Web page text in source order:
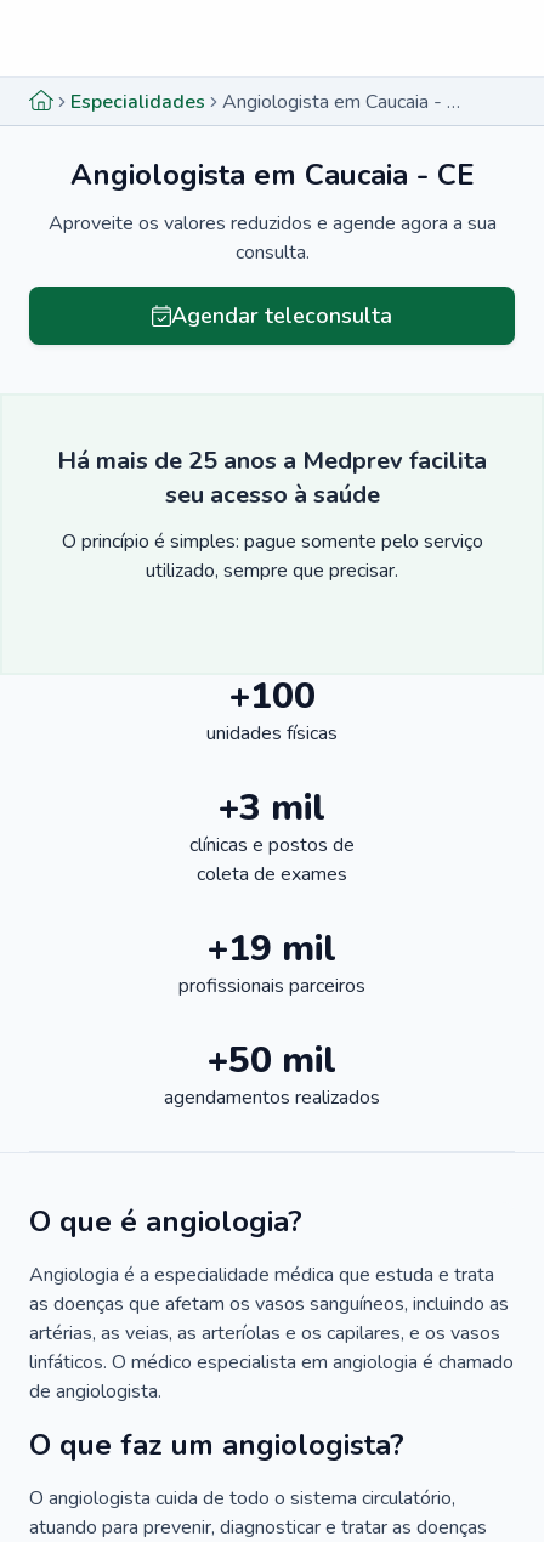
Especialidades Angiologista em Caucaia - CE
Angiologista em Caucaia - CE
Aproveite os valores reduzidos e agende agora a sua
consulta.
Agendar teleconsulta
Há mais de 25 anos a Medprev facilita
seu acesso à saúde
O princípio é simples: pague somente pelo serviço
utilizado, sempre que precisar.
+100
unidades físicas
+3 mil
clínicas e postos de
coleta de exames
+19 mil
profissionais parceiros
+50 mil
agendamentos realizados
O que é angiologia?
Angiologia é a especialidade médica que estuda e trata
as doenças que afetam os vasos sanguíneos, incluindo as
artérias, as veias, as arteríolas e os capilares, e os vasos
linfáticos. O médico especialista em angiologia é chamado
de angiologista.
O que faz um angiologista?
O angiologista cuida de todo o sistema circulatório,
atuando para prevenir, diagnosticar e tratar as doenças